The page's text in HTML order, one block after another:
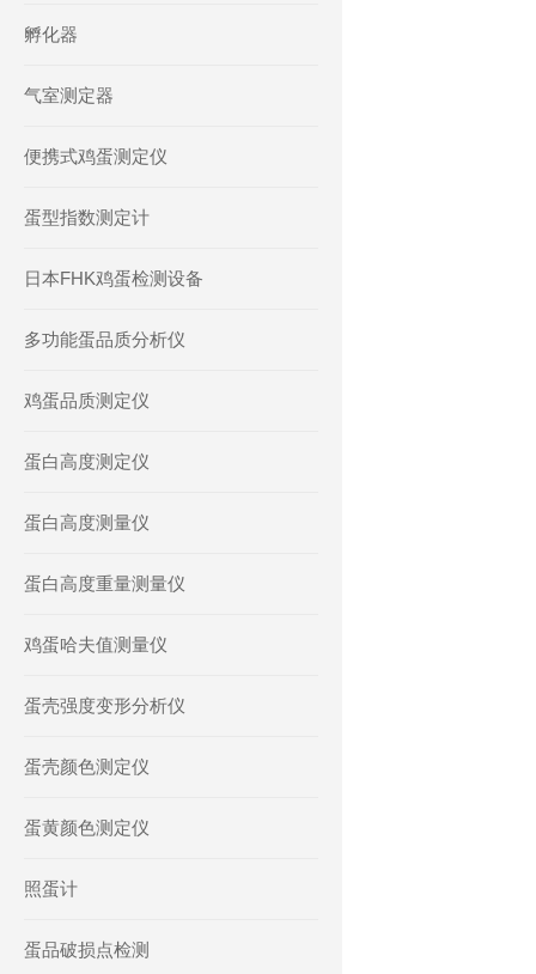
孵化器
气室测定器
便携式鸡蛋测定仪
蛋型指数测定计
日本FHK鸡蛋检测设备
多功能蛋品质分析仪
鸡蛋品质测定仪
蛋白高度测定仪
蛋白高度测量仪
蛋白高度重量测量仪
鸡蛋哈夫值测量仪
蛋壳强度变形分析仪
蛋壳颜色测定仪
蛋黄颜色测定仪
照蛋计
蛋品破损点检测